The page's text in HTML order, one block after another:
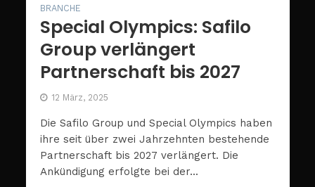
BRANCHE
Special Olympics: Safilo
Group verlängert
Partnerschaft bis 2027
12 März, 2025
Die Safilo Group und Special Olympics haben
ihre seit über zwei Jahrzehnten bestehende
Partnerschaft bis 2027 verlängert. Die
Ankündigung erfolgte bei der...